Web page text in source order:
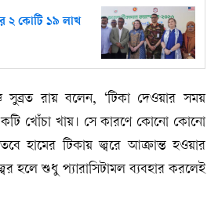
২ কোটি ১৯ লাখ
সুব্রত রায় বলেন, ‘টিকা দেওয়ার সময়
খোঁচা খায়। সে কারণে কোনো কোনো
হামের টিকায় জ্বরে আক্রান্ত হওয়ার
হলে শুধু প্যারাসিটামল ব্যবহার করলেই